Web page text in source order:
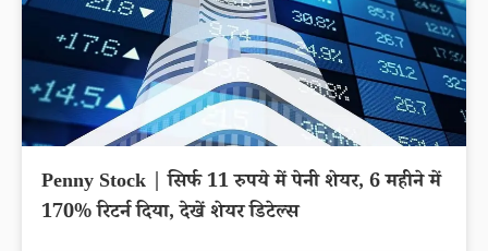
Penny Stock | सिर्फ 11 रुपये में पेनी शेयर, 6 महीने में
170% रिटर्न दिया, देखें शेयर डिटेल्स